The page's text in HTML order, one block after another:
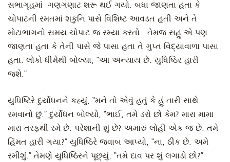
સભાગૃહમાં ગણગણાટ શરૂ થઈ ગયો. બધા જાણતા હતા કે
ચોપાટની રમતમાં શકુનિ પાસે વિશિષ્ટ આવડત હતી અને તે
મોટાભાગનો સમય ચોપાટ જ રમ્યા કરતો. તેમજ સહુ એ પણ
જાણતા હતા કે તેની પાસે જે પાસા હતા તે ગુપ્ત વિદ્યાવાળા પાસા
હતા. લોકો ધીમેથી બોલ્યા, “આ અન્યાય છે. યુધિષ્ઠિર હારી
જશે.”
યુધિષ્ટિરે દુર્યોધનને કહ્યું, “મને તો એવું હતું કે હું તારી સાથે
રમવાનો છું.” દુર્યોધન બોલ્યો, “ભાઈ, તમે ડરો છો કેમ? મારા મામા
મારા તરફથી રમે છે. પરેશાની શું છે? અમારું લોહી એક જ છે. તમે
હિંમત હારી ગયા?” યુધિષ્ઠિરે જવાબ આપ્યો, “ના, ઠીક છે. અમે
રમીશું.” તેમણે યુધિષ્ઠિરને પૂછ્યું, “તમે દાવ પર શું લગાડો છો?”